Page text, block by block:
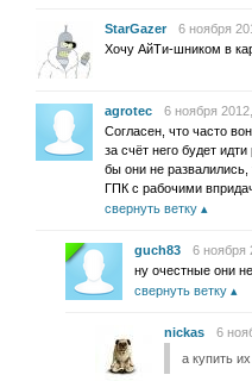
StarGazer
6 ноября
Хочу АйТи-шником в
agrotec
6 ноября
Согласен, что часто
за счёт него будет
бы они не
ГПК с рабочими
свернуть ветку
guch83
6 ноября
ну очестные они
свернуть ветку
nickas
6
а купить